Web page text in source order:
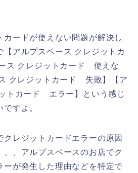
カードが使えない問題が解決し
【アルプスベース クレジットカ
ス クレジットカード 使えな
クレジットカード 失敗】【ア
トカード エラー】という感じ
すよ。
クレジットカードエラーの原因
、、アルプスベースのお店でク
ーが発生した理由などを特定で